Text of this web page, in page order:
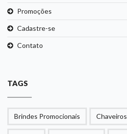
Promoções
Cadastre-se
Contato
TAGS
Brindes Promocionais Chaveiros